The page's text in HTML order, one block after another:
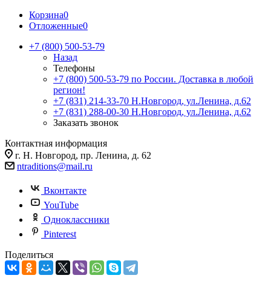
Корзина0
Отложенные0
+7 (800) 500-53-79
Назад
Телефоны
+7 (800) 500-53-79 по России. Доставка в любой
регион!
+7 (831) 214-33-70 Н.Новгород, ул.Ленина, д.62
+7 (831) 288-00-30 Н.Новгород, ул.Ленина, д.62
Заказать звонок
Контактная информация
г. Н. Новгород, пр. Ленина, д. 62
ntraditions@mail.ru
Вконтакте
YouTube
Одноклассники
Pinterest
Поделиться